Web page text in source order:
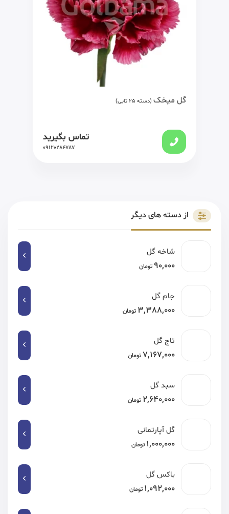
از دسته های دیگر
شاخه گل
90,000 تومان
جام گل
3,388,000 تومان
تاج گل
7,167,000 تومان
سبد گل
2,640,000 تومان
گل آپارتمانی
1,000,000 تومان
باکس گل
1,092,000 تومان
گل میخک (دسته 25 تایی)
تماس بگیرید
09120284787